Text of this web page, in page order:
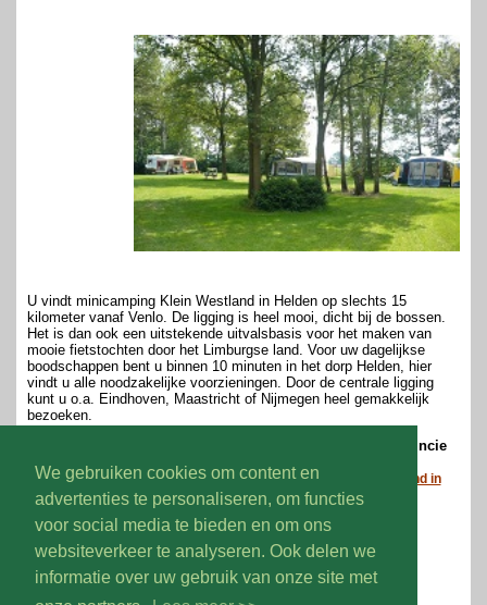
We gebruiken cookies om content en
advertenties te personaliseren, om functies
voor social media te bieden en om ons
websiteverkeer te analyseren. Ook delen we
informatie over uw gebruik van onze site met
U vindt minicamping Klein Westland in Helden op slechts 15
kilometer vanaf Venlo. De ligging is heel mooi, dicht bij de bossen.
Het is dan ook een uitstekende uitvalsbasis voor het maken van
mooie fietstochten door het Limburgse land. Voor uw dagelijkse
boodschappen bent u binnen 10 minuten in het dorp Helden, hier
vindt u alle noodzakelijke voorzieningen. Door de centrale ligging
kunt u o.a. Eindhoven, Maastricht of Nijmegen heel gemakkelijk
bezoeken.
Wilt u meer weten over deze boerencamping in de provincie
Bezoek dan eens de website van minicamping Klein Westland in
Helden.
Volg ons op: